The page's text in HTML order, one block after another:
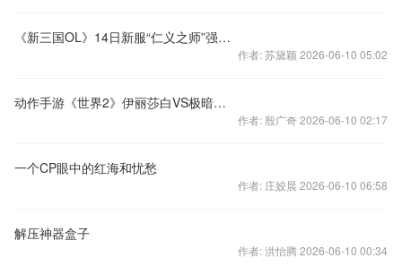
《新三国OL》14日新服“仁义之师”强势来袭
作者: 苏黛颖 2026-06-10 05:02
动作手游《世界2》伊丽莎白VS极暗暴龙视频
作者: 殷广奇 2026-06-10 02:17
一个CP眼中的红海和忧愁
作者: 庄姣晨 2026-06-10 06:58
解压神器盒子
作者: 洪怡腾 2026-06-10 00:34